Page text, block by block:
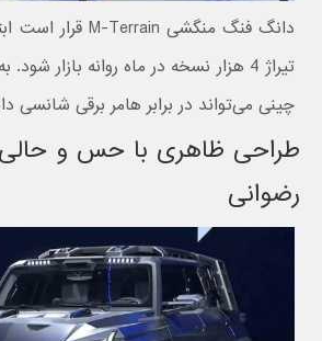
تیراژ 4 هزار نسخه در ماه روانه بازار
چینی می‌تواند در برابر هامر برقی شانسی
طراحی ظاهری با حس و حالی
رضوانی